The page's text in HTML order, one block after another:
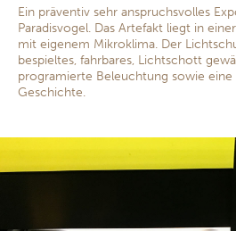
Ein präventiv sehr anspruchsvolles
Paradisvogel. Das Artefakt liegt in
mit eigenem Mikroklima. Der
bespieltes, fahrbares, Lichtschott
programierte Beleuchtung sowie
Geschichte.